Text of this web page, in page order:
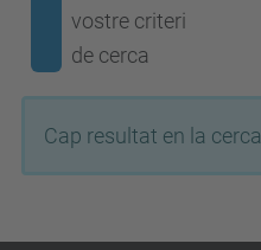
vostre criteri
de cerca
Cap resultat en la cerca.